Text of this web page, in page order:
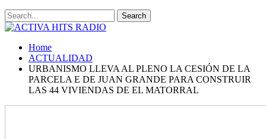
Home
ACTUALIDAD
URBANISMO LLEVA AL PLENO LA CESIÓN DE LA
PARCELA E DE JUAN GRANDE PARA CONSTRUIR
LAS 44 VIVIENDAS DE EL MATORRAL